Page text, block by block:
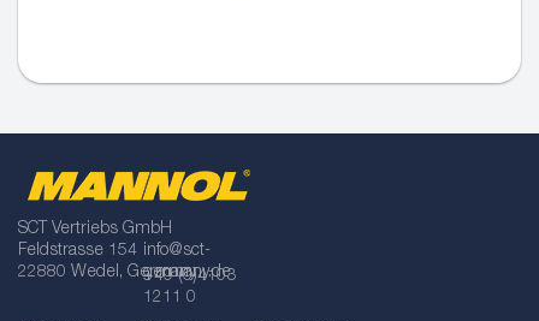
SCT Vertriebs GmbH
Feldstrasse 154
22880 Wedel, Germany
info@sct-
germany.de
+49 (0)4103
1211 0